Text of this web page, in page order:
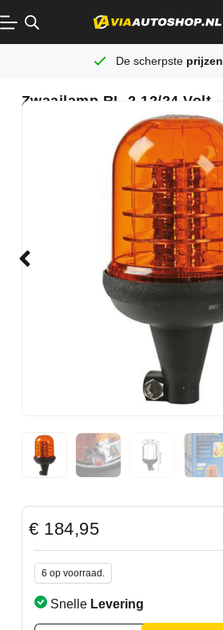
De scherpste prijzen
Zwaailamp RL-2 12/24 Volt
€ 184,95
6 op voorraad.
Snelle Levering